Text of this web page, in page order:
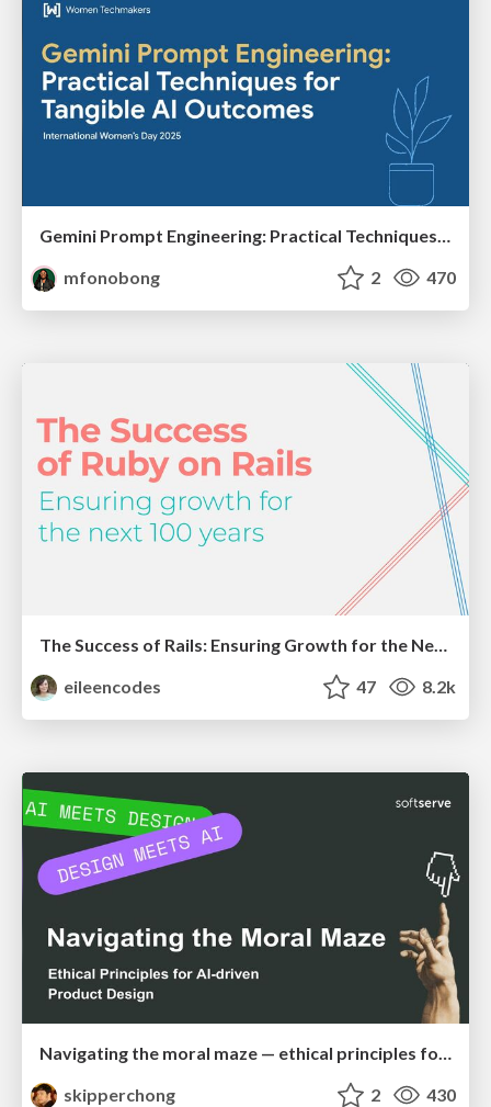
Gemini Prompt Engineering: Practical Techniques for Tangible AI Outcomes
mfonobong
2 470
eileencodes
47 8.2k
Navigating the moral maze — ethical principles for Al-driven product design
skipperchong
2 430